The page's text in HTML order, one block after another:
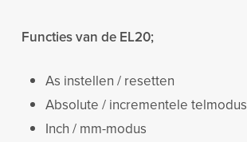
Functies van de EL20;
As instellen / resetten
Absolute / incrementele telmodus
Inch / mm-modus